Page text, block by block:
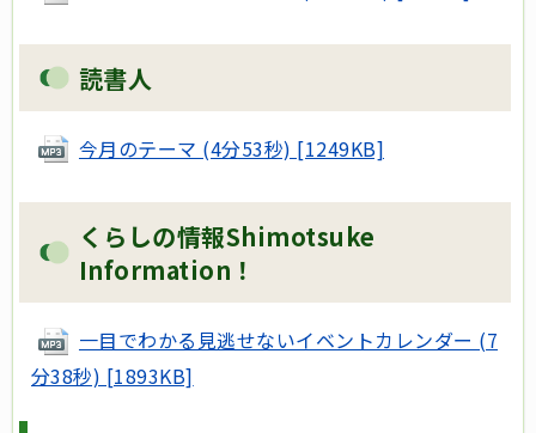
読書人
今月のテーマ (4分53秒) [1249KB]
くらしの情報Shimotsuke
Information！
一目でわかる見逃せないイベントカレンダー (7
分38秒) [1893KB]